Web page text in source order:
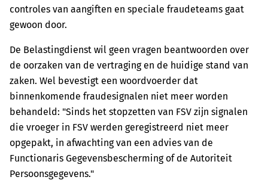
controles van aangiften en speciale fraudeteams gaat
gewoon door.
De Belastingdienst wil geen vragen beantwoorden over
de oorzaken van de vertraging en de huidige stand van
zaken. Wel bevestigt een woordvoerder dat
binnenkomende fraudesignalen niet meer worden
behandeld: "Sinds het stopzetten van FSV zijn signalen
die vroeger in FSV werden geregistreerd niet meer
opgepakt, in afwachting van een advies van de
Functionaris Gegevensbescherming of de Autoriteit
Persoonsgegevens."